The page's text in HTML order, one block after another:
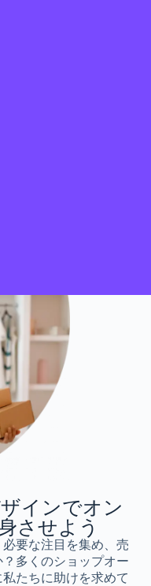
インでオン
させよう
要な注目を集め、売
？多くのショップオー
たちに助けを求めて